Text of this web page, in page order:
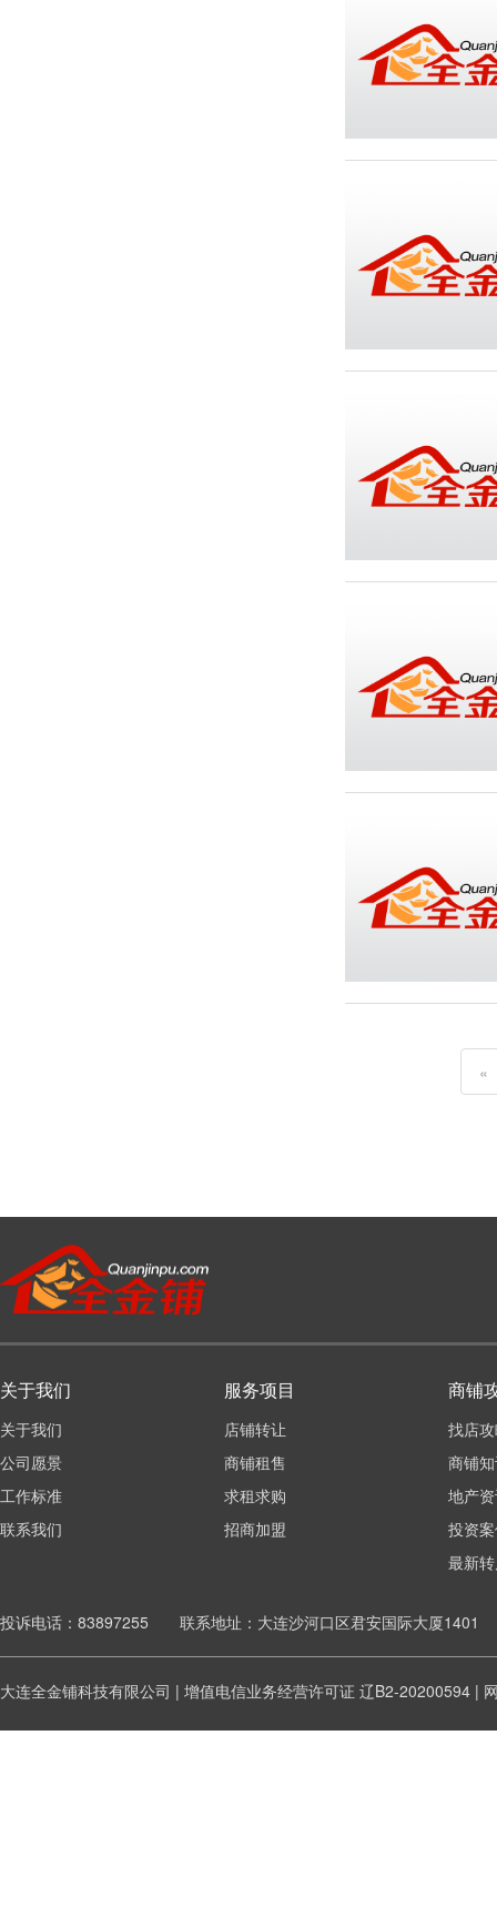
«
关于我们
关于我们
公司愿景
工作标准
联系我们
服务项目
店铺转让
商铺租售
求租求购
招商加盟
商铺
找店
商铺
地产
投资
最新
投诉电话：83897255 联系地址：大连沙河口区君安国际大厦1401
大连全金铺科技有限公司 | 增值电信业务经营许可证 辽B2-20200594 |